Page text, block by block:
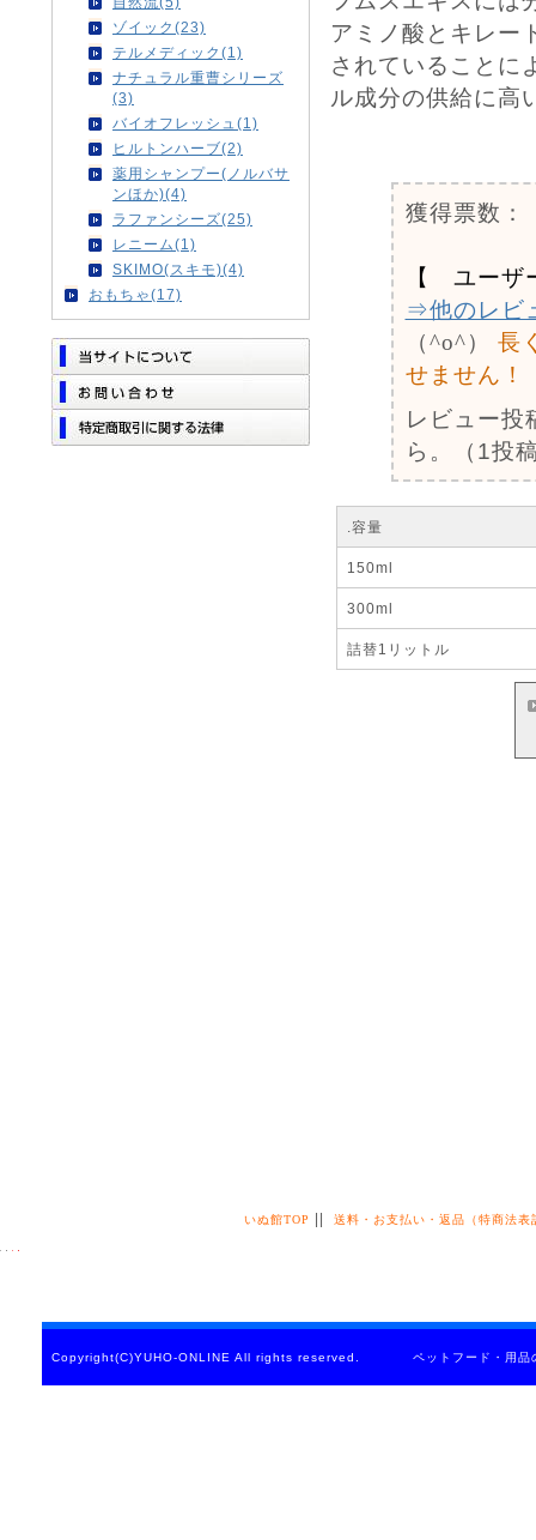
ゾイック(23)
テルメディック(1)
ナチュラル重曹シリーズ
(3)
バイオフレッシュ(1)
ヒルトンハーブ(2)
薬用シャンプー(ノルバサ
ンほか)(4)
ラファンシーズ(25)
レニーム(1)
SKIMO(スキモ)(4)
おもちゃ(17)
アミノ酸とキレー
されていることに
ル成分の供給に高
獲得票数：
【 ユーザ
⇒他のレビ
（^o^）
長
せません！
レビュー投
ら。（1投
.容量
150ml
300ml
詰替1リットル
いぬ館TOP || 送料・お支払い・返品（特商法表
Copyright(C)YUHO-ONLINE All rights reserved. ペットフード・用品